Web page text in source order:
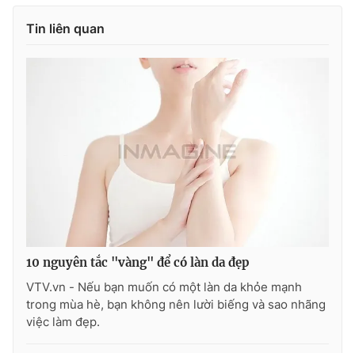
Tin liên quan
10 nguyên tắc "vàng" để có làn da đẹp
VTV.vn - Nếu bạn muốn có một làn da khỏe mạnh
trong mùa hè, bạn không nên lười biếng và sao nhãng
việc làm đẹp.